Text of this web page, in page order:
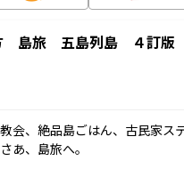
島旅 五島列島 ４訂版
会、絶品島ごはん、古民家ス
あ、島旅へ。